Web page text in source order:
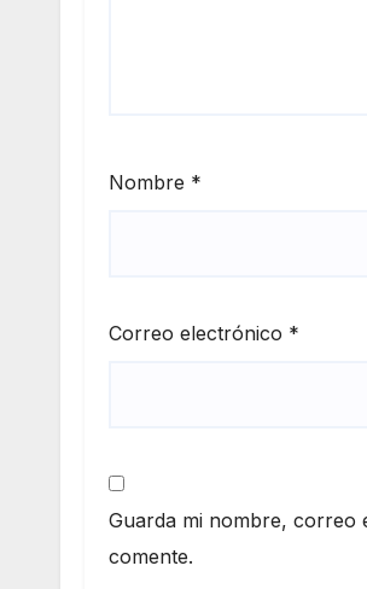
Nombre *
Correo electrónico *
Guarda mi nombre, correo
comente.